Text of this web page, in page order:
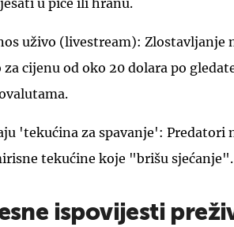
u piće ili hranu.
uživo (livestream): Zlostavljanje
za cijenu od oko 20 dolara po
'tekućina za spavanje': Predatori
tekućine koje "brišu sjećanje".
ispovijesti